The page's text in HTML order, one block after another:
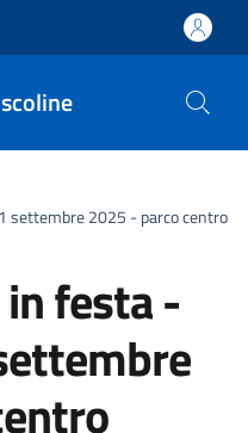
settembre 2025 - parco centro
festa -